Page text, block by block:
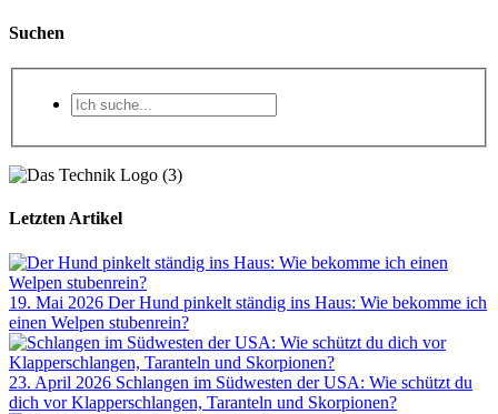
Suchen
Letzten Artikel
19. Mai 2026 Der Hund pinkelt ständig ins Haus: Wie bekomme ich
einen Welpen stubenrein?
23. April 2026 Schlangen im Südwesten der USA: Wie schützt du
dich vor Klapperschlangen, Taranteln und Skorpionen?